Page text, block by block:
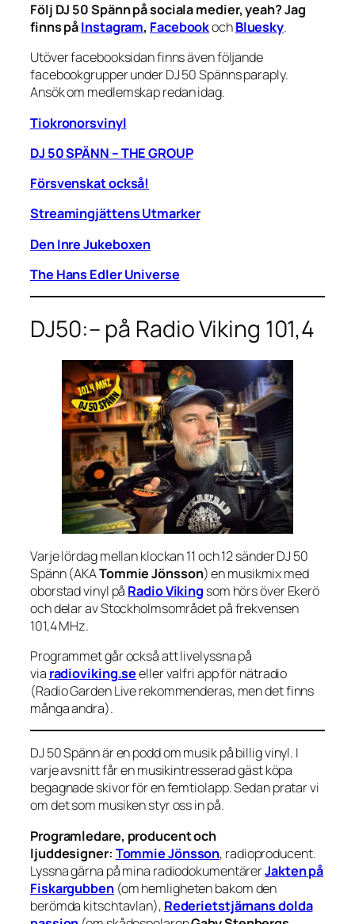
Följ DJ 50 Spänn på sociala medier, yeah? Jag
finns påInstagram, FacebookochBluesky.
Utöver facebooksidan finns även följande
facebookgrupper under DJ 50 Spänns paraply.
Ansök om medlemskap redan idag.
Tiokronorsvinyl
DJ 50 SPÄNN – THE GROUP
Försvenskat också!
Streamingjättens Utmarker
Den Inre Jukeboxen
The Hans Edler Universe
DJ50:– på Radio Viking 101,4
Varje lördag mellan klockan 11 och 12 sänder DJ 50
Spänn (AKATommie Jönsson) en musikmix med
oborstad vinyl på Radio Viking som hörs över Ekerö
och delar av Stockholmsområdet på frekvensen
101,4 MHz.
Programmet går också att livelyssna på
via radioviking.seeller valfri app för nätradio
(Radio Garden Live rekommenderas, men det finns
många andra).
DJ 50 Spänn är en podd om musik på billig vinyl. I
varje avsnitt får en musikintresserad gäst köpa
begagnade skivor för en femtiolapp. Sedan pratar vi
om det som musiken styr oss in på.
Programledare, producent och
ljuddesigner: Tommie Jönsson, radioproducent.
Lyssna gärna på mina radiodokumentärerJakten på
Fiskargubben (om hemligheten bakom den
berömda kitschtavlan), Rederietstjärnans dolda